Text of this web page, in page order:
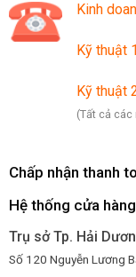
Kinh
Kỹ thuật
Kỹ thuật
(Tất cả
Chấp nhận thanh
Hệ thống cửa hàng
Trụ sở Tp. Hải
Số 120 Nguyễn Lương